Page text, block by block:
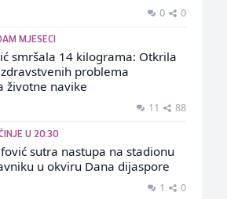
0 0
MJESECI
smršala 14 kilograma: Otkrila
problema
životne navike
11 88
U 20:30
sutra nastupa na stadionu
u okviru Dana dijaspore
1 0